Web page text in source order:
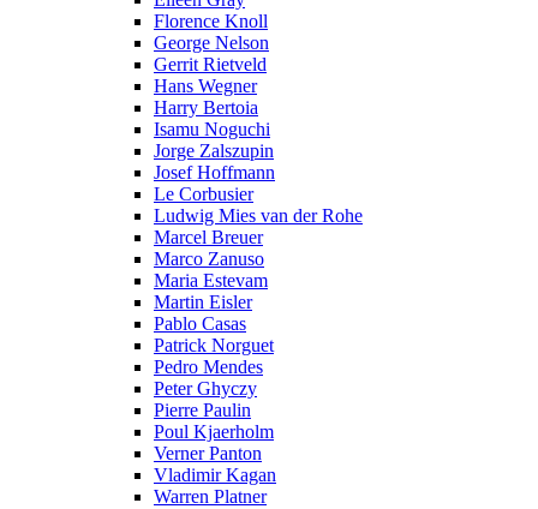
Florence Knoll
George Nelson
Gerrit Rietveld
Hans Wegner
Harry Bertoia
Isamu Noguchi
Jorge Zalszupin
Josef Hoffmann
Le Corbusier
Ludwig Mies van der Rohe
Marcel Breuer
Marco Zanuso
Maria Estevam
Martin Eisler
Pablo Casas
Patrick Norguet
Pedro Mendes
Peter Ghyczy
Pierre Paulin
Poul Kjaerholm
Verner Panton
Vladimir Kagan
Warren Platner